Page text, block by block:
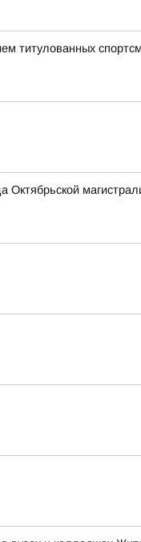
титулованных
Октябрьской